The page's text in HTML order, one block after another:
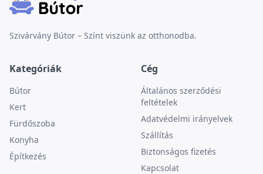
Szivárvány Bútor – Színt viszünk az otthonodba.
Kategóriák
Bútor
Kert
Fürdőszoba
Konyha
Építkezés
Cég
Általános szerződési
feltételek
Adatvédelmi irányelvek
Szállítás
Biztonságos fizetés
Kapcsolat